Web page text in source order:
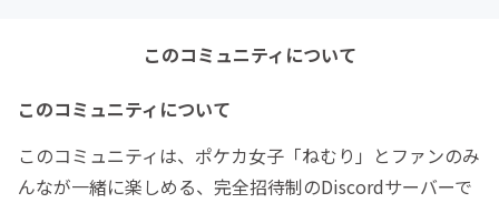
このコミュニティについて
このコミュニティについて
このコミュニティは、ポケカ女子「ねむり」とファンのみ
んなが一緒に楽しめる、完全招待制のDiscordサーバーで